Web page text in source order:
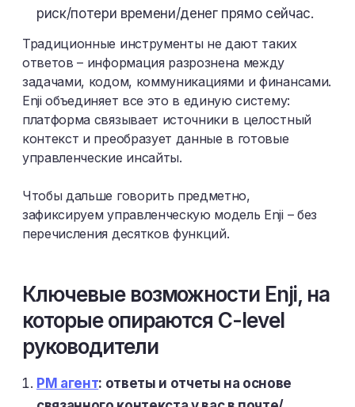
риск/потери времени/денег прямо сейчас.
Традиционные инструменты не дают таких
ответов – информация разрознена между
задачами, кодом, коммуникациями и финансами.
Enji объединяет все это в единую систему:
платформа связывает источники в целостный
контекст и преобразует данные в готовые
управленческие инсайты.
Чтобы дальше говорить предметно,
зафиксируем управленческую модель Enji – без
перечисления десятков функций.
Ключевые возможности Enji, на
которые опираются C-level
руководители
PM агент: ответы и отчеты на основе